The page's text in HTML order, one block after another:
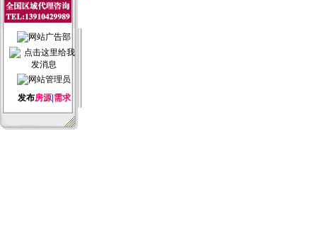
发布房源| 需求